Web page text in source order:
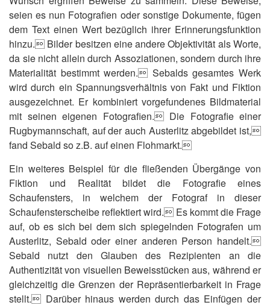
seien es nun Fotografien oder sonstige Dokumente, fügen
dem Text einen Wert bezüglich ihrer Erinnerungsfunktion
hinzu. Bilder besitzen eine andere Objektivität als Worte,
da sie nicht allein durch Assoziationen, sondern durch ihre
Materialität bestimmt werden. Sebalds gesamtes Werk
wird durch ein Spannungsverhältnis von Fakt und Fiktion
ausgezeichnet. Er kombiniert vorgefundenes Bildmaterial
mit seinen eigenen Fotografien. Die Fotografie einer
Rugbymannschaft, auf der auch Austerlitz abgebildet ist,
fand Sebald so z.B. auf einen Flohmarkt.
Ein weiteres Beispiel für die fließenden Übergänge von
Fiktion und Realität bildet die Fotografie eines
Schaufensters, in welchem der Fotograf in dieser
Schaufensterscheibe reflektiert wird. Es kommt die Frage
auf, ob es sich bei dem sich spiegelnden Fotografen um
Austerlitz, Sebald oder einer anderen Person handelt.
Sebald nutzt den Glauben des Rezipienten an die
Authentizität von visuellen Beweisstücken aus, während er
gleichzeitig die Grenzen der Repräsentierbarkeit in Frage
stellt. Darüber hinaus werden durch das Einfügen der